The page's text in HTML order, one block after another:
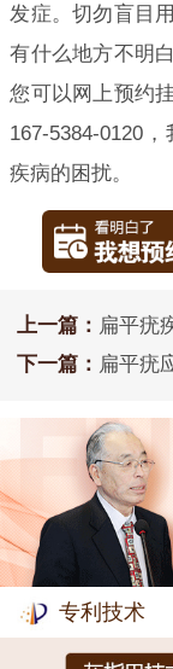
发症。切勿盲目
有什么地方不明
您可以网上预约
167-5384-0120
疾病的困扰。
上一篇： 扁平疣
下一篇： 扁平疣
专利技术